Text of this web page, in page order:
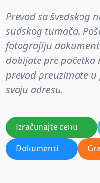
Prevod sa švedskog
sudskog tumača.
fotografiju
dobijate pre početka
prevod preuzimate
svoju adresu.
Izračunajte cenu
Dokumenti